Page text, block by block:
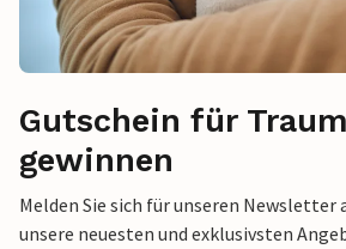
Gutschein für
gewinnen
Melden Sie sich für unseren Newsletter
unsere neuesten und exklusivsten